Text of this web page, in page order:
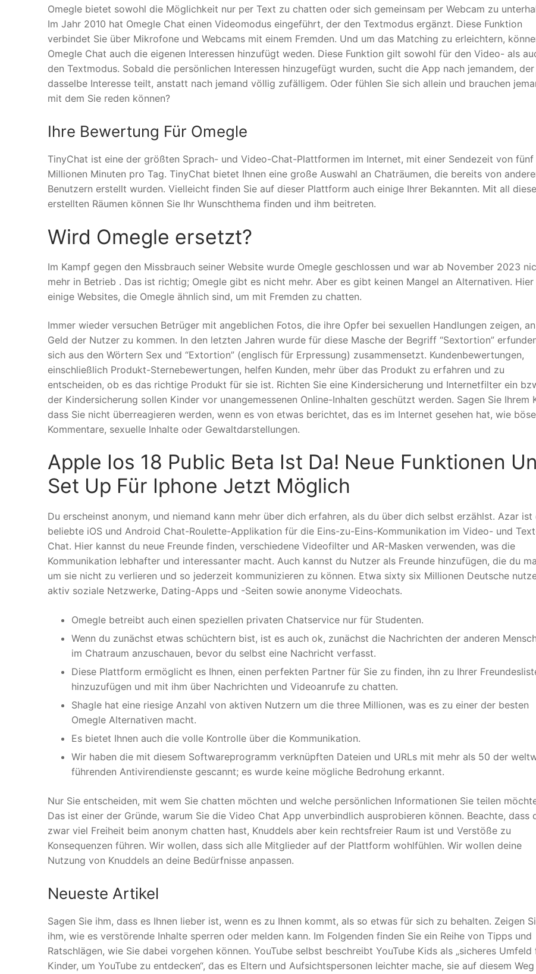
Omegle bietet sowohl die Möglichkeit nur per Text zu chatten oder sich gemeinsam per Webcam zu
Im Jahr 2010 hat Omegle Chat einen Videomodus eingeführt, der den Textmodus ergänzt. Diese Funktion
verbindet Sie über Mikrofone und Webcams mit einem Fremden. Und um das Matching zu erleichtern,
Omegle Chat auch die eigenen Interessen hinzufügt weden. Diese Funktion gilt sowohl für den Video- als
den Textmodus. Sobald die persönlichen Interessen hinzugefügt wurden, sucht die App nach jemandem, der
dasselbe Interesse teilt, anstatt nach jemand völlig zufälligem. Oder fühlen Sie sich allein und brauchen
mit dem Sie reden können?
Ihre Bewertung Für Omegle
TinyChat ist eine der größten Sprach- und Video-Chat-Plattformen im Internet, mit einer Sendezeit von fünf
Millionen Minuten pro Tag. TinyChat bietet Ihnen eine große Auswahl an Chaträumen, die bereits von
Benutzern erstellt wurden. Vielleicht finden Sie auf dieser Plattform auch einige Ihrer Bekannten. Mit all
erstellten Räumen können Sie Ihr Wunschthema finden und ihm beitreten.
Wird Omegle ersetzt?
Im Kampf gegen den Missbrauch seiner Website wurde Omegle geschlossen und war ab November 2023
mehr in Betrieb . Das ist richtig; Omegle gibt es nicht mehr. Aber es gibt keinen Mangel an Alternativen. Hier
einige Websites, die Omegle ähnlich sind, um mit Fremden zu chatten.
Immer wieder versuchen Betrüger mit angeblichen Fotos, die ihre Opfer bei sexuellen Handlungen zeigen,
Geld der Nutzer zu kommen. In den letzten Jahren wurde für diese Masche der Begriff “Sextortion”
sich aus den Wörtern Sex und “Extortion” (englisch für Erpressung) zusammensetzt. Kundenbewertungen,
einschließlich Produkt-Sternebewertungen, helfen Kunden, mehr über das Produkt zu erfahren und zu
entscheiden, ob es das richtige Produkt für sie ist. Richten Sie eine Kindersicherung und Internetfilter ein
der Kindersicherung sollen Kinder vor unangemessenen Online-Inhalten geschützt werden. Sagen Sie Ihrem
dass Sie nicht überreagieren werden, wenn es von etwas berichtet, das es im Internet gesehen hat, wie böse
Kommentare, sexuelle Inhalte oder Gewaltdarstellungen.
Apple Ios 18 Public Beta Ist Da! Neue Funktionen
Set Up Für Iphone Jetzt Möglich
Du erscheinst anonym, und niemand kann mehr über dich erfahren, als du über dich selbst erzählst. Azar ist
beliebte iOS und Android Chat-Roulette-Applikation für die Eins-zu-Eins-Kommunikation im Video- und
Chat. Hier kannst du neue Freunde finden, verschiedene Videofilter und AR-Masken verwenden, was die
Kommunikation lebhafter und interessanter macht. Auch kannst du Nutzer als Freunde hinzufügen, die du
um sie nicht zu verlieren und so jederzeit kommunizieren zu können. Etwa sixty six Millionen Deutsche
aktiv soziale Netzwerke, Dating-Apps und -Seiten sowie anonyme Videochats.
Omegle betreibt auch einen speziellen privaten Chatservice nur für Studenten.
Wenn du zunächst etwas schüchtern bist, ist es auch ok, zunächst die Nachrichten der anderen
im Chatraum anzuschauen, bevor du selbst eine Nachricht verfasst.
Diese Plattform ermöglicht es Ihnen, einen perfekten Partner für Sie zu finden, ihn zu Ihrer
hinzuzufügen und mit ihm über Nachrichten und Videoanrufe zu chatten.
Shagle hat eine riesige Anzahl von aktiven Nutzern um die three Millionen, was es zu einer der besten
Omegle Alternativen macht.
Es bietet Ihnen auch die volle Kontrolle über die Kommunikation.
Wir haben die mit diesem Softwareprogramm verknüpften Dateien und URLs mit mehr als 50 der
führenden Antivirendienste gescannt; es wurde keine mögliche Bedrohung erkannt.
Nur Sie entscheiden, mit wem Sie chatten möchten und welche persönlichen Informationen Sie teilen
Das ist einer der Gründe, warum Sie die Video Chat App unverbindlich ausprobieren können. Beachte, dass
zwar viel Freiheit beim anonym chatten hast, Knuddels aber kein rechtsfreier Raum ist und Verstöße zu
Konsequenzen führen. Wir wollen, dass sich alle Mitglieder auf der Plattform wohlfühlen. Wir wollen deine
Nutzung von Knuddels an deine Bedürfnisse anpassen.
Neueste Artikel
Sagen Sie ihm, dass es Ihnen lieber ist, wenn es zu Ihnen kommt, als so etwas für sich zu behalten. Zeigen
ihm, wie es verstörende Inhalte sperren oder melden kann. Im Folgenden finden Sie ein Reihe von Tipps und
Ratschlägen, wie Sie dabei vorgehen können. YouTube selbst beschreibt YouTube Kids als „sicheres Umfeld
Kinder, um YouTube zu entdecken“, das es Eltern und Aufsichtspersonen leichter mache, sie auf diesem